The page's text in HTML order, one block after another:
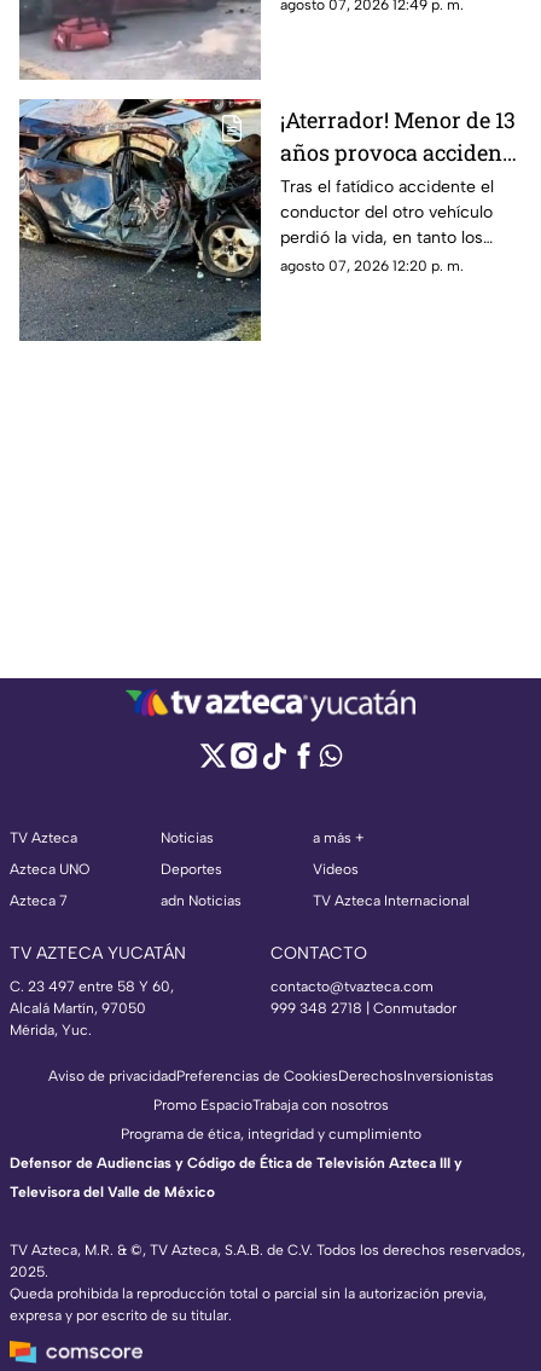
MURIÓ pareja y bebé en
agosto 07, 2026 12:49 p. m.
¡Aterrador! Menor de 13
años provoca accidente
mortal; conducía un
AUTO robado con otros
seis menores
Tras el fatídico accidente el
conductor del otro vehículo
perdió la vida, en tanto los
menores de edad resultaron
agosto 07, 2026 12:20 p. m.
TV Azteca
Azteca UNO
Azteca 7
Noticias
Deportes
adn Noticias
a más +
Videos
TV Azteca Internacional
TV AZTECA YUCATÁN
C. 23 497 entre 58 Y 60,
Alcalá Martín, 97050
Mérida, Yuc.
CONTACTO
contacto@tvazteca.com
999 348 2718 | Conmutador
TV Azteca, M.R. & ©, TV Azteca, S.A.B. de C.V. Todos los derechos reservados,
2025.
Queda prohibida la reproducción total o parcial sin la autorización previa,
expresa y por escrito de su titular.
Aviso de privacidadPreferencias de CookiesDerechosInversionistas
Promo EspacioTrabaja con nosotros
Programa de ética, integridad y cumplimiento
Defensor de Audiencias y Código de Ética de Televisión Azteca III y
Televisora del Valle de México